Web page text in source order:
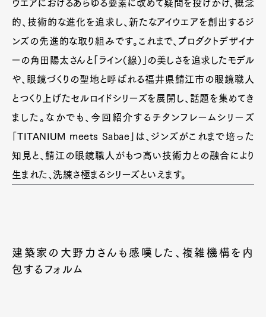
ウエアにおけるあらゆる要素に改めて疑問を投げかけ、概念
的、技術的な進化を追求し、新たなアイウエアを創出するジ
ンズの先進的な取り組みです。これまで、プロダクトデザイナ
ーの角田陽太さんと「ライン（線）」の美しさを追求したモデル
や、眼鏡づくりの聖地と呼ばれる福井県鯖江市の眼鏡職人
とつくり上げたセルロイドシリーズを展開し、話題を集めてき
ました。なかでも、今回紹介するチタンフレームシリーズ
「TITANIUM meets Sabae」は、ジンズがこれまで培った
知見と、鯖江の眼鏡職人がもつ高い技術力との融合により
生まれた、洗練さ極まるシリーズといえます。
建築家の大野力さんも感嘆した、複雑機構を内
包するフォルム